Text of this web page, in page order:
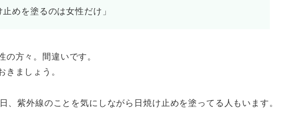
止めを塗るのは女性だけ」
の方々。間違いです。
きましょう。
、紫外線のことを気にしながら日焼け止めを塗ってる人もいます。